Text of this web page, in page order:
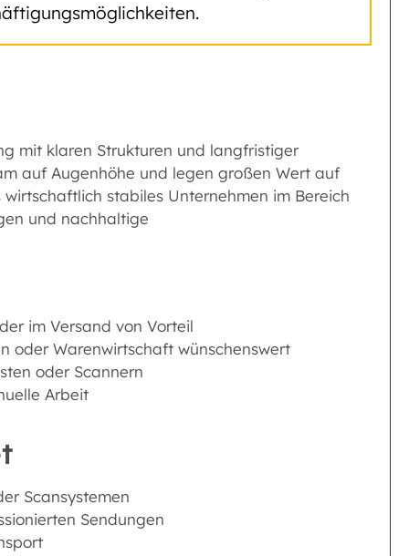
mit klaren Strukturen und langfristiger
auf Augenhöhe und legen großen Wert auf
stabiles Unternehmen im Bereich
und nachhaltige
im Versand von Vorteil
oder Warenwirtschaft wünschenswert
oder Scannern
Arbeit
Scansystemen
Sendungen